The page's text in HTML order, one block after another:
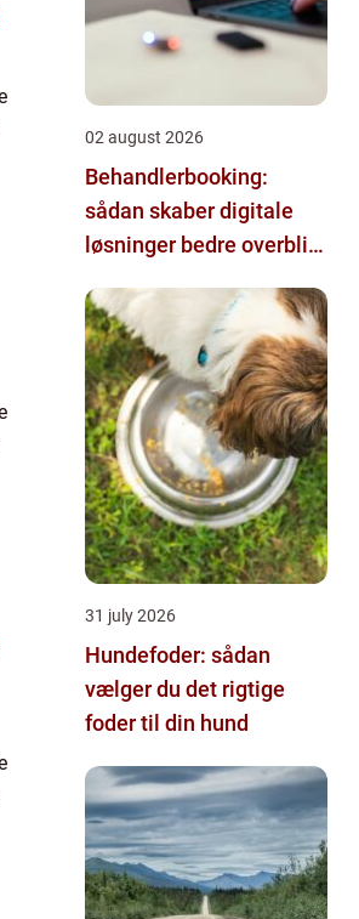
02 august 2026
Behandlerbooking:
sådan skaber digitale
løsninger bedre overblik
31 july 2026
Hundefoder: sådan
vælger du det rigtige
foder til din hund